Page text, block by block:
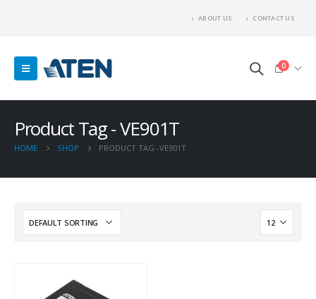
ABOUT US CONTACT US
0
Product Tag - VE901T
HOME SHOP PRODUCT TAG -VE901T